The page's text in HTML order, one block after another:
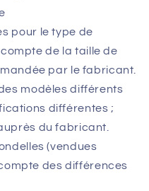
pour le type de
de la taille de
par le fabricant.
modèles différents
différentes ;
du fabricant.
(vendues
des différences